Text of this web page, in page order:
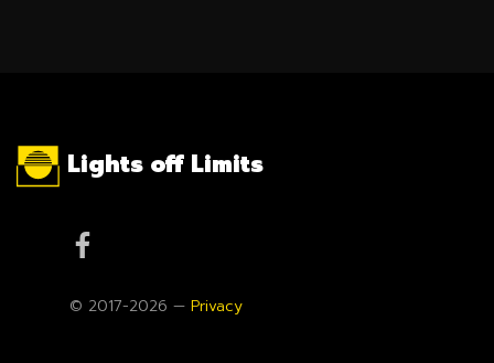
Lights off Limits
© 2017-2026 — Privacy